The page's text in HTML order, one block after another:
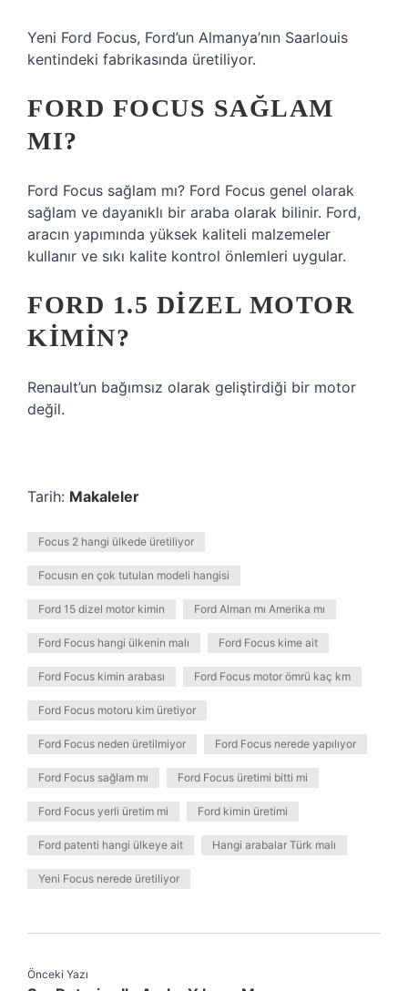
Yeni Ford Focus, Ford’un Almanya’nın Saarlouis
kentindeki fabrikasında üretiliyor.
FORD FOCUS SAĞLAM
MI?
Ford Focus sağlam mı? Ford Focus genel olarak
sağlam ve dayanıklı bir araba olarak bilinir. Ford,
aracın yapımında yüksek kaliteli malzemeler
kullanır ve sıkı kalite kontrol önlemleri uygular.
FORD 1.5 DIZEL MOTOR
KIMIN?
Renault’un bağımsız olarak geliştirdiği bir motor
değil.
Tarih: Makaleler
Focus 2 hangi ülkede üretiliyor
Focusın en çok tutulan modeli hangisi
Ford 15 dizel motor kimin Ford Alman mı Amerika mı
Ford Focus hangi ülkenin malı Ford Focus kime ait
Ford Focus kimin arabası Ford Focus motor ömrü kaç km
Ford Focus motoru kim üretiyor
Ford Focus neden üretilmiyor Ford Focus nerede yapılıyor
Ford Focus sağlam mı Ford Focus üretimi bitti mi
Ford Focus yerli üretim mi Ford kimin üretimi
Ford patenti hangi ülkeye ait Hangi arabalar Türk malı
Yeni Focus nerede üretiliyor
Önceki Yazı